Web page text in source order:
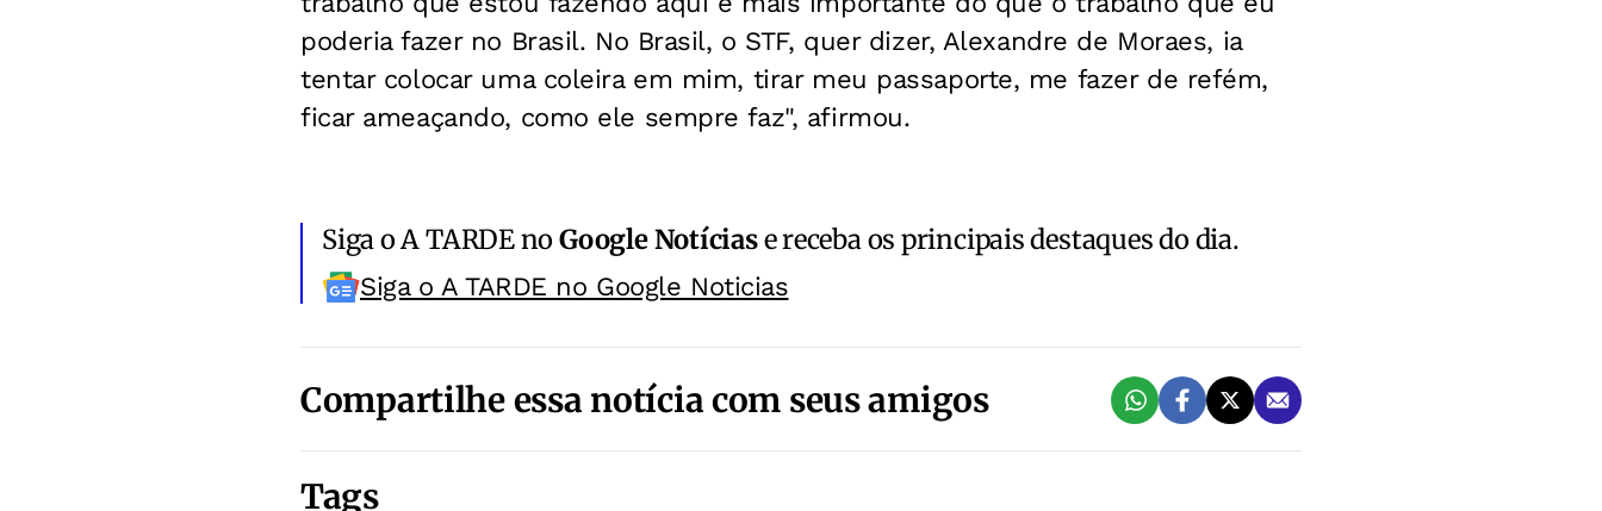
poderia fazer no Brasil. No Brasil, o STF, quer dizer, Alexandre de Moraes, ia
tentar colocar uma coleira em mim, tirar meu passaporte, me fazer de refém,
ficar ameaçando, como ele sempre faz", afirmou.
Siga o A TARDE noGoogle Notíciase receba os principais destaques do dia.
Siga o A TARDE no Google Noticias
Compartilhe essa notícia com seus amigos
Tags